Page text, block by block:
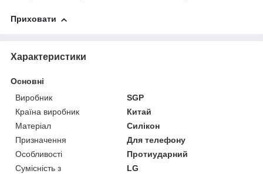
Приховати
Характеристики
Основні
Виробник
SGP
Країна виробник
Китай
Матеріал
Силікон
Призначення
Для телефону
Особливості
Протиударний
Сумісність з
LG